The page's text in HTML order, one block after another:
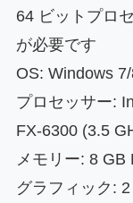
64 ビットプロ
が必要です
OS: Windows
プロセッサー:
FX-6300 (3.5
メモリー: 8 GB
グラフィック: